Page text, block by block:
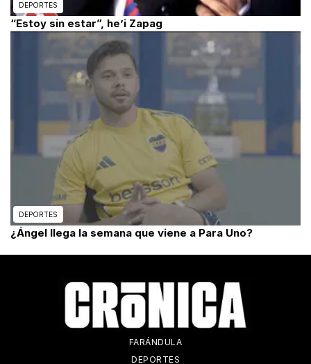
DEPORTES
“Estoy sin estar”, he’i Zapag
DEPORTES
¿Ángel llega la semana que viene a Para Uno?
FARÁNDULA
DEPORTES